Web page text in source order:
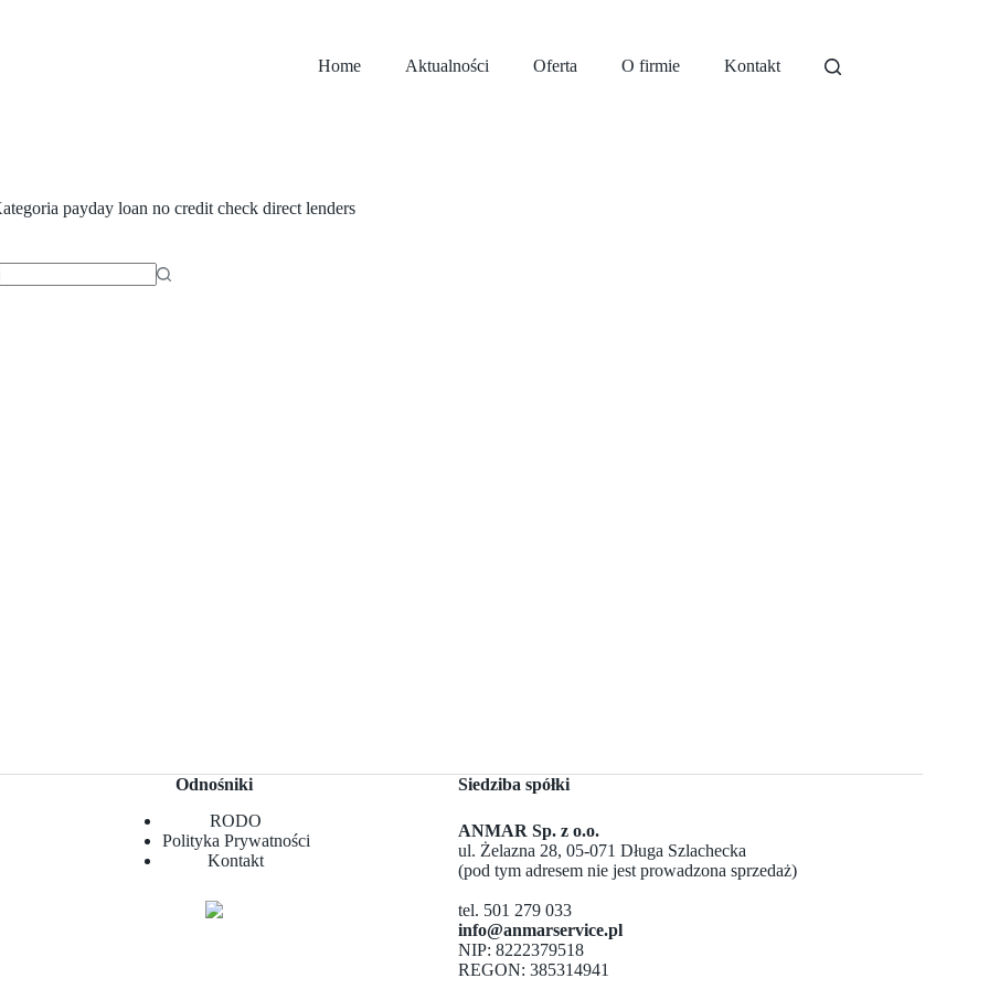
Home
Aktualności Oferta O firmie Kontakt
payday loan no credit check direct lenders
Odnośniki
RODO
Polityka Prywatności
Kontakt
Siedziba spółki
ANMAR Sp. z o.o.
ul. Żelazna 28, 05-071 Długa Szlachecka
(pod tym adresem nie jest prowadzona sprzedaż)
tel. 501 279 033
info@anmarservice.pl
NIP: 8222379518
REGON: 385314941